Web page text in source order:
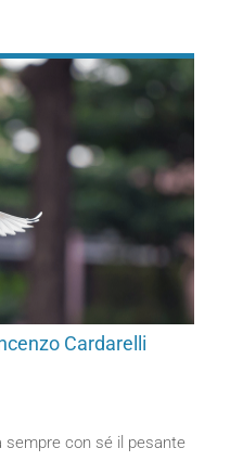
Cardarelli
sempre con sé il pesante